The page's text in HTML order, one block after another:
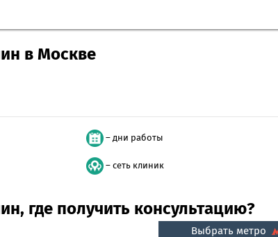
в Москве
– дни работы
– сеть клиник
где получить консультацию?
Выбрать метро